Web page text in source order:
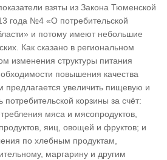
взяты из Закона Тюменской
года №4 «О потребительской
и потому имеют небольшие
Как сказано в региональном
изменения структуры питания
повышения качества
предлагается увеличить пищевую и
потребительской корзины за счёт:
мяса и мясопродуктов,
яиц, овощей и фруктов; и
по хлебным продуктам,
маргарину и другим